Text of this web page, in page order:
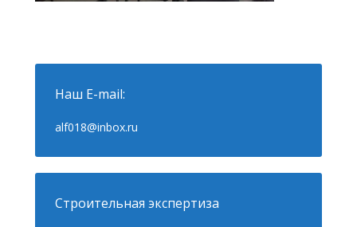
Наш E-mail:
alf018@inbox.ru
Строительная экспертиза